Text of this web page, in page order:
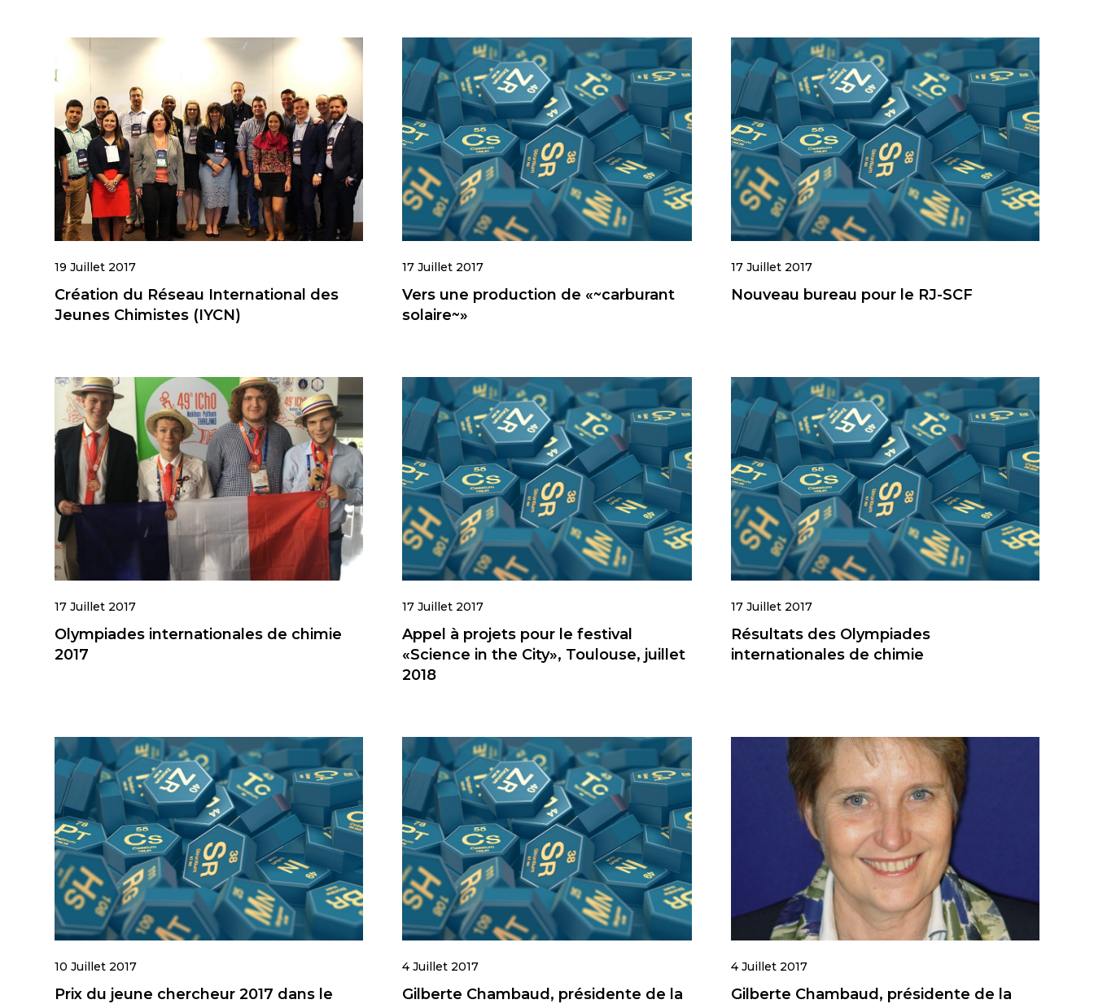
19 Juillet 2017
Création du Réseau International des
Jeunes Chimistes (IYCN)
17 Juillet 2017
Vers une production de «~carburant
solaire~»
17 Juillet 2017
Nouveau bureau pour le RJ-SCF
17 Juillet 2017
Olympiades internationales de chimie
2017
17 Juillet 2017
Appel à projets pour le festival
«Science in the City», Toulouse, juillet
2018
17 Juillet 2017
Résultats des Olympiades
internationales de chimie
10 Juillet 2017
Prix du jeune chercheur 2017 dans le
4 Juillet 2017
Gilberte Chambaud, présidente de la
4 Juillet 2017
Gilberte Chambaud, présidente de la